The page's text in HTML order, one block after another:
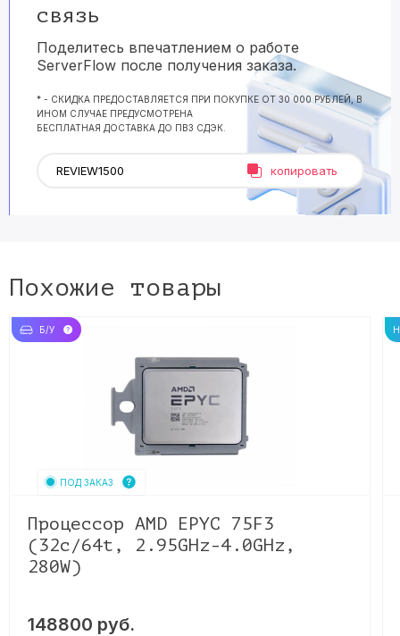
связь
Поделитесь впечатлением о работе
ServerFlow после получения заказа.
* - СКИДКА ПРЕДОСТАВЛЯЕТСЯ ПРИ ПОКУПКЕ ОТ 30 000 РУБЛЕЙ, В
ИНОМ СЛУЧАЕ ПРЕДУСМОТРЕНА
БЕСПЛАТНАЯ ДОСТАВКА ДО ПВЗ СДЭК.
копировать
Похожие товары
Б/У
ПОД ЗАКАЗ
Процессор AMD EPYC 75F3
(32c/64t, 2.95GHz-4.0GHz,
280W)
148800 руб.